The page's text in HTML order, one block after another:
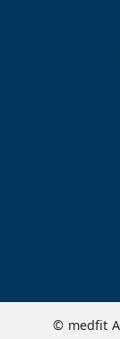
© medfit